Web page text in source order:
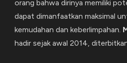
orang bahwa dirinya memiliki
dapat dimanfaatkan maksimal
kemudahan dan keberlimpahan.
hadir sejak awal 2014,